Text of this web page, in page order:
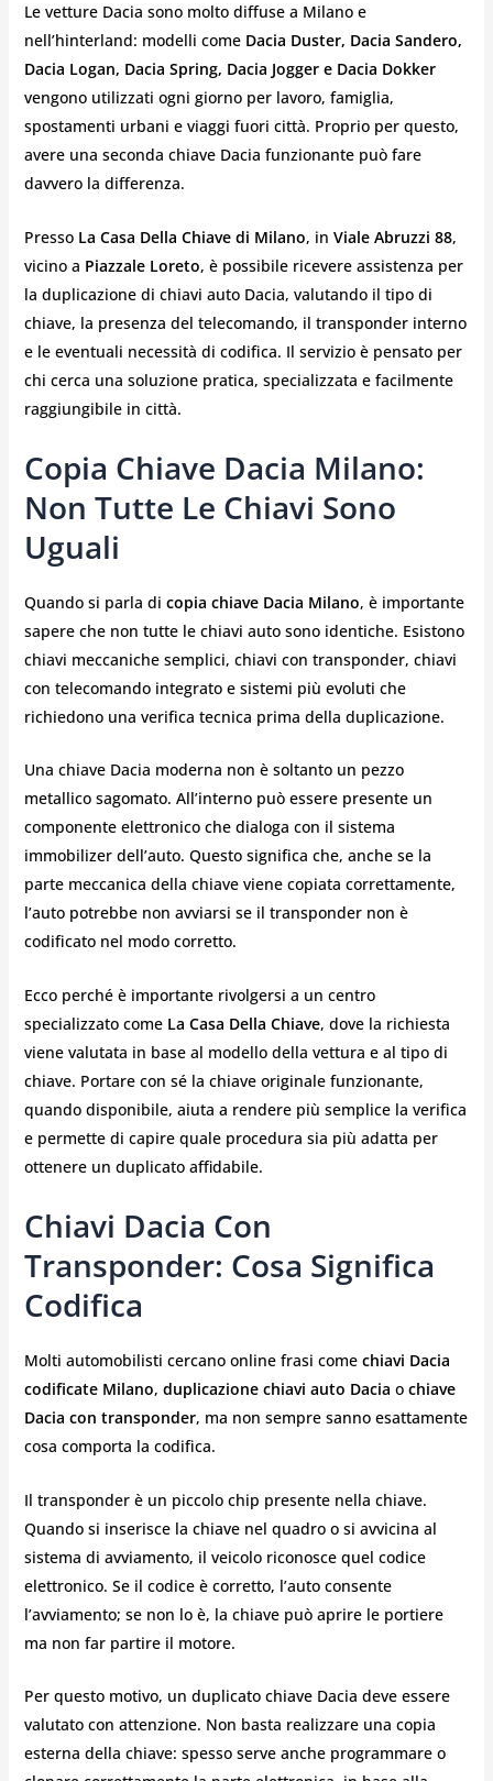
Le vetture Dacia sono molto diffuse a Milano e
nell’hinterland: modelli come Dacia Duster, Dacia Sandero,
Dacia Logan, Dacia Spring, Dacia Jogger e Dacia Dokker
vengono utilizzati ogni giorno per lavoro, famiglia,
spostamenti urbani e viaggi fuori città. Proprio per questo,
avere una seconda chiave Dacia funzionante può fare
davvero la differenza.
Presso La Casa Della Chiave di Milano, in Viale Abruzzi 88,
vicino a Piazzale Loreto, è possibile ricevere assistenza per
la duplicazione di chiavi auto Dacia, valutando il tipo di
chiave, la presenza del telecomando, il transponder interno
e le eventuali necessità di codifica. Il servizio è pensato per
chi cerca una soluzione pratica, specializzata e facilmente
raggiungibile in città.
Copia Chiave Dacia Milano:
Non Tutte Le Chiavi Sono
Uguali
Quando si parla di copia chiave Dacia Milano, è importante
sapere che non tutte le chiavi auto sono identiche. Esistono
chiavi meccaniche semplici, chiavi con transponder, chiavi
con telecomando integrato e sistemi più evoluti che
richiedono una verifica tecnica prima della duplicazione.
Una chiave Dacia moderna non è soltanto un pezzo
metallico sagomato. All’interno può essere presente un
componente elettronico che dialoga con il sistema
immobilizer dell’auto. Questo significa che, anche se la
parte meccanica della chiave viene copiata correttamente,
l’auto potrebbe non avviarsi se il transponder non è
codificato nel modo corretto.
Ecco perché è importante rivolgersi a un centro
specializzato come La Casa Della Chiave, dove la richiesta
viene valutata in base al modello della vettura e al tipo di
chiave. Portare con sé la chiave originale funzionante,
quando disponibile, aiuta a rendere più semplice la verifica
e permette di capire quale procedura sia più adatta per
ottenere un duplicato affidabile.
Chiavi Dacia Con
Transponder: Cosa Significa
Codifica
Molti automobilisti cercano online frasi come chiavi Dacia
codificate Milano, duplicazione chiavi auto Dacia o chiave
Dacia con transponder, ma non sempre sanno esattamente
cosa comporta la codifica.
Il transponder è un piccolo chip presente nella chiave.
Quando si inserisce la chiave nel quadro o si avvicina al
sistema di avviamento, il veicolo riconosce quel codice
elettronico. Se il codice è corretto, l’auto consente
l’avviamento; se non lo è, la chiave può aprire le portiere
ma non far partire il motore.
Per questo motivo, un duplicato chiave Dacia deve essere
valutato con attenzione. Non basta realizzare una copia
esterna della chiave: spesso serve anche programmare o